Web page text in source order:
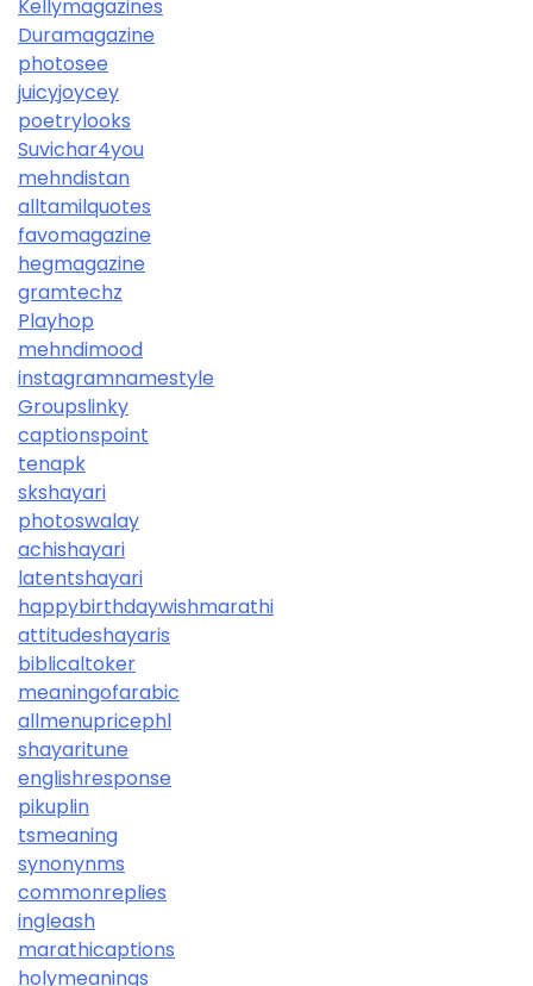
Kellymagazines
Duramagazine
photosee
juicyjoycey
poetrylooks
Suvichar4you
mehndistan
alltamilquotes
favomagazine
hegmagazine
gramtechz
Playhop
mehndimood
instagramnamestyle
Groupslinky
captionspoint
tenapk
skshayari
photoswalay
achishayari
latentshayari
happybirthdaywishmarathi
attitudeshayaris
biblicaltoker
meaningofarabic
allmenupricephl
shayaritune
englishresponse
pikuplin
tsmeaning
synonynms
commonreplies
ingleash
marathicaptions
holymeanings